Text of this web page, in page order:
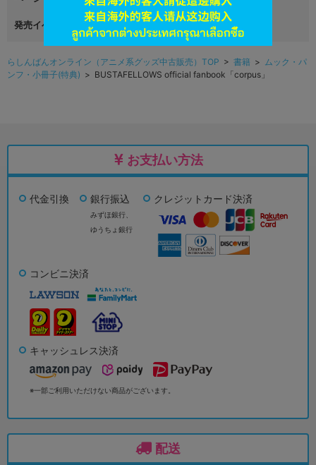
発売イベント
らしんばんオンライン（アニメ系グッズ中古販売）TOP > 書籍 > ムック・パ
ンフ・小冊子(特典) > BUSTAFELLOWS official fanbook「corpus」
お支払い方法
代金引換 銀行振込
みずほ銀行、
ゆうちょ銀行
クレジットカード決済
コンビニ決済
キャッシュレス決済
※一部ご利用いただけない商品がございます。
配送